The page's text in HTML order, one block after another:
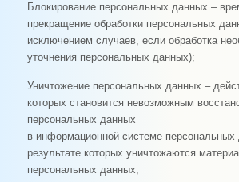
Блокирование персональных данных –
прекращение обработки персональных
исключением случаев, если обработка
уточнения персональных данных);
Уничтожение персональных данных –
которых становится невозможным
персональных данных
в информационной системе
результате которых уничтожаются
персональных данных;